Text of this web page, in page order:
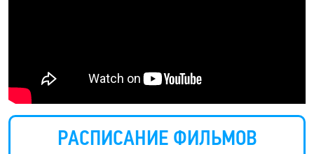
РАСПИСАНИЕ ФИЛЬМОВ